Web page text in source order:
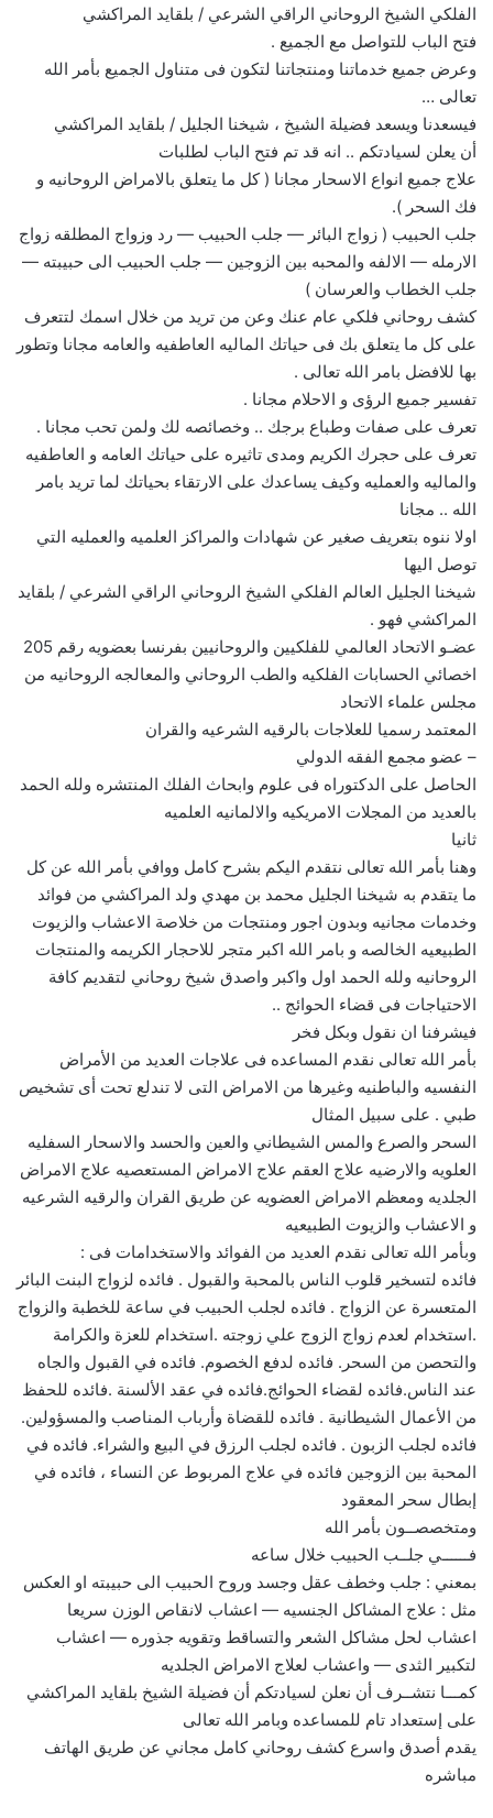
الفلكي الشيخ الروحاني الراقي الشرعي / بلقايد المراكشي
فتح الباب للتواصل مع الجميع .
وعرض جميع خدماتنا ومنتجاتنا لتكون فى متناول الجميع بأمر الله
تعالى …
فيسعدنا ويسعد فضيلة الشيخ ، شيخنا الجليل / بلقايد المراكشي
أن يعلن لسيادتكم .. انه قد تم فتح الباب لطلبات
علاج جميع انواع الاسحار مجانا ( كل ما يتعلق بالامراض الروحانيه و
فك السحر ).
جلب الحبيب ( زواج البائر — جلب الحبيب — رد وزواج المطلقه زواج
الارمله — الالفه والمحبه بين الزوجين — جلب الحبيب الى حبيبته —
جلب الخطاب والعرسان )
كشف روحاني فلكي عام عنك وعن من تريد من خلال اسمك لتتعرف
على كل ما يتعلق بك فى حياتك الماليه العاطفيه والعامه مجانا وتطور
بها للافضل بامر الله تعالى .
تفسير جميع الرؤى و الاحلام مجانا .
تعرف على صفات وطباع برجك .. وخصائصه لك ولمن تحب مجانا .
تعرف على حجرك الكريم ومدى تاثيره على حياتك العامه و العاطفيه
والماليه والعمليه وكيف يساعدك على الارتقاء بحياتك لما تريد بامر
الله .. مجانا
اولا ننوه بتعريف صغير عن شهادات والمراكز العلميه والعمليه التي
توصل اليها
شيخنا الجليل العالم الفلكي الشيخ الروحاني الراقي الشرعي / بلقايد
المراكشي فهو .
عضـو الاتحاد العالمي للفلكيين والروحانيين بفرنسا بعضويه رقم 205
اخصائي الحسابات الفلكيه والطب الروحاني والمعالجه الروحانيه من
مجلس علماء الاتحاد
المعتمد رسميا للعلاجات بالرقيه الشرعيه والقران
– عضو مجمع الفقه الدولي
الحاصل على الدكتوراه فى علوم وابحاث الفلك المنتشره ولله الحمد
بالعديد من المجلات الامريكيه والالمانيه العلميه
ثانيا
وهنا بأمر الله تعالى نتقدم اليكم بشرح كامل ووافي بأمر الله عن كل
ما يتقدم به شيخنا الجليل محمد بن مهدي ولد المراكشي من فوائد
وخدمات مجانيه وبدون اجور ومنتجات من خلاصة الاعشاب والزيوت
الطبيعيه الخالصه و بامر الله اكبر متجر للاحجار الكريمه والمنتجات
الروحانيه ولله الحمد اول واكبر واصدق شيخ روحاني لتقديم كافة
الاحتياجات فى قضاء الحوائج ..
فيشرفنا ان نقول وبكل فخر
بأمر الله تعالى نقدم المساعده فى علاجات العديد من الأمراض
النفسيه والباطنيه وغيرها من الامراض التى لا تندلع تحت أى تشخيص
طبي . على سبيل المثال
السحر والصرع والمس الشيطاني والعين والحسد والاسحار السفليه
العلويه والارضيه علاج العقم علاج الامراض المستعصيه علاج الامراض
الجلديه ومعظم الامراض العضويه عن طريق القران والرقيه الشرعيه
و الاعشاب والزيوت الطبيعيه
وبأمر الله تعالى نقدم العديد من الفوائد والاستخدامات فى :
فائده لتسخير قلوب الناس بالمحبة والقبول . فائده لزواج البنت البائر
المتعسرة عن الزواج . فائده لجلب الحبيب في ساعة للخطبة والزواج
.استخدام لعدم زواج الزوج علي زوجته .استخدام للعزة والكرامة
والتحصن من السحر. فائده لدفع الخصوم. فائده في القبول والجاه
عند الناس.فائده لقضاء الحوائج.فائده في عقد الألسنة .فائده للحفظ
من الأعمال الشيطانية . فائده للقضاة وأرباب المناصب والمسؤولين.
فائده لجلب الزبون . فائده لجلب الرزق في البيع والشراء. فائده في
المحبة بين الزوجين فائده في علاج المربوط عن النساء ، فائده في
إبطال سحر المعقود
ومتخصصــون بأمر الله
فــــــي جلــب الحبيب خلال ساعه
بمعني : جلب وخطف عقل وجسد وروح الحبيب الى حبيبته او العكس
مثل : علاج المشاكل الجنسيه — اعشاب لانقاص الوزن سريعا
اعشاب لحل مشاكل الشعر والتساقط وتقويه جذوره — اعشاب
لتكبير الثدى — واعشاب لعلاج الامراض الجلديه
كمـــا نتشــرف أن نعلن لسيادتكم أن فضيلة الشيخ بلقايد المراكشي
على إستعداد تام للمساعده وبامر الله تعالى
يقدم أصدق واسرع كشف روحاني كامل مجاني عن طريق الهاتف
مباشره